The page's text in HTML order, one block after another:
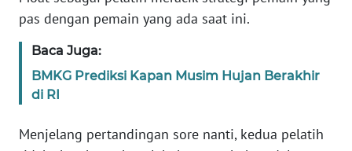
pas dengan pemain yang ada saat ini.
Baca Juga:
BMKG Prediksi Kapan Musim Hujan Berakhir
di RI
Menjelang pertandingan sore nanti, kedua pelatih
JABAR
WN
BANTEN
NTT